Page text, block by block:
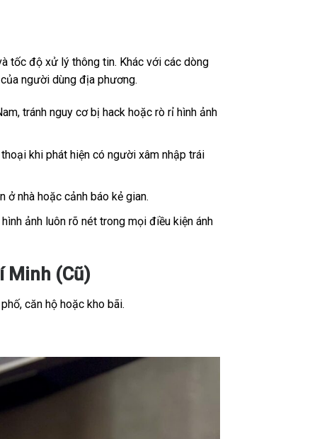
tốc độ xử lý thông tin. Khác với các dòng
người dùng địa phương.
tránh nguy cơ bị hack hoặc rò rỉ hình ảnh
khi phát hiện có người xâm nhập trái
nhà hoặc cảnh báo kẻ gian.
ảnh luôn rõ nét trong mọi điều kiện ánh
Minh (Cũ)
căn hộ hoặc kho bãi.